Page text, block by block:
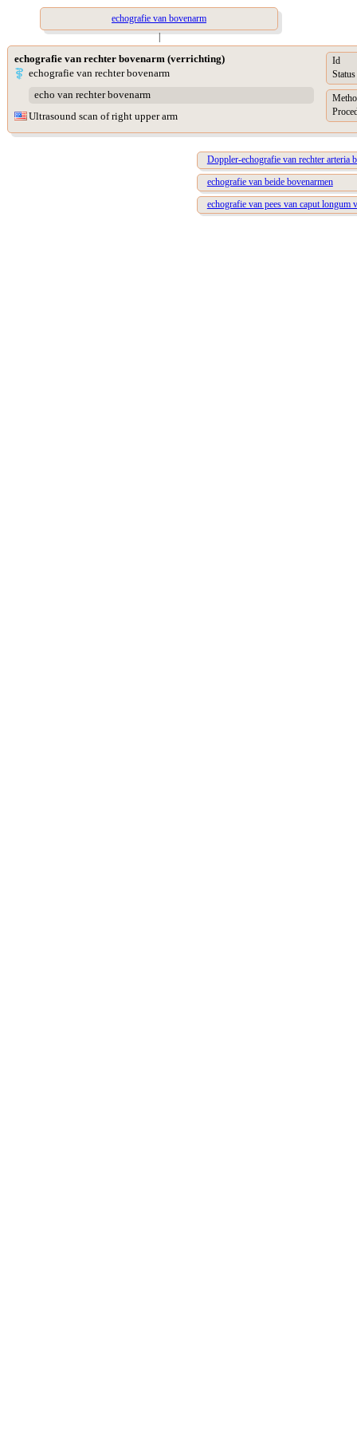
echografie van bovenarm
|
echografie van rechter bovenarm (verrichting)
echografie van rechter bovenarm
echo van rechter bovenarm
Ultrasound scan of right upper arm
Id
Status
Doppler-echografie van rechter arteria
echografie van beide bovenarmen
echografie van pees van caput longum